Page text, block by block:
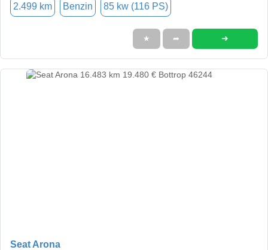
2.499 km Benzin 85 kw (116 PS)
★ ➦ ➜
Seat Arona